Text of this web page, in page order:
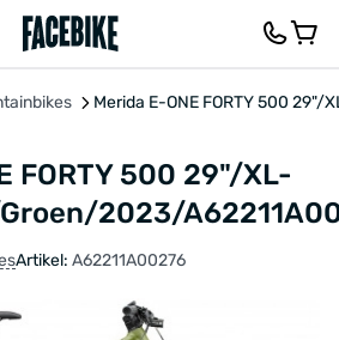
Merida E-ONE FORTY 500
FORTY 500 29"/XL-
2023/
Artikel: A62211A00276
BESCHRIJVING FEEDBACK EN VRAGEN